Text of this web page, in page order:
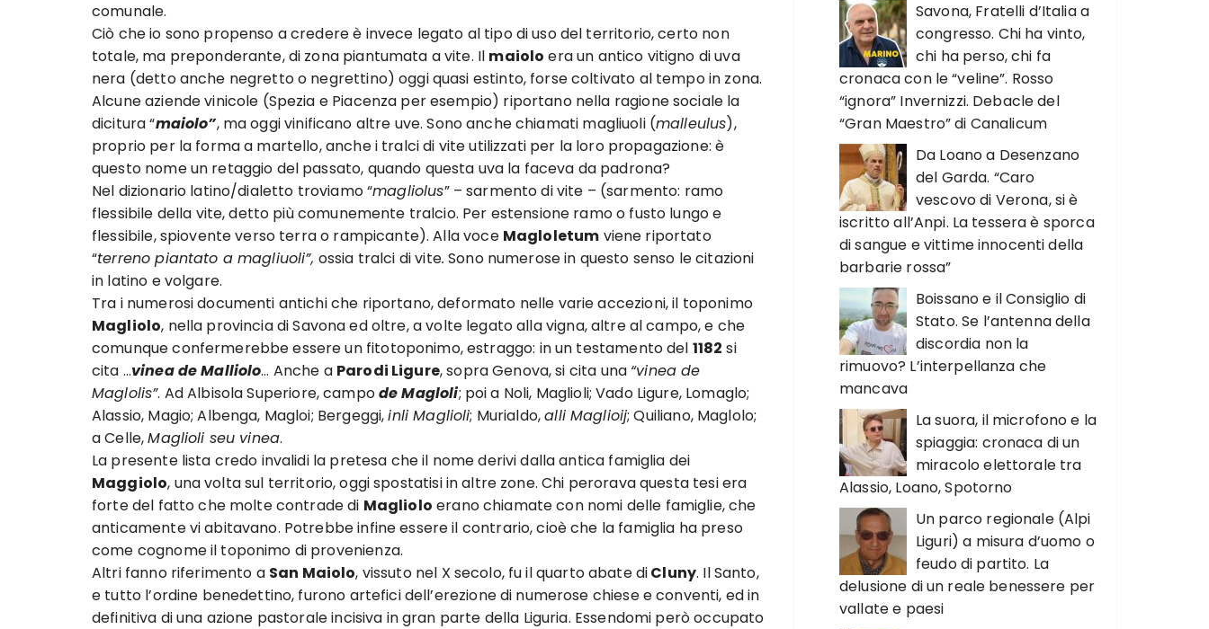
comunale.
Ciò che io sono propenso a credere è invece legato al tipo di uso del territorio, certo non
totale, ma preponderante, di zona piantumata a vite. Il maiolo era un antico vitigno di uva
nera (detto anche negretto o negrettino) oggi quasi estinto, forse coltivato al tempo in zona.
Alcune aziende vinicole (Spezia e Piacenza per esempio) riportano nella ragione sociale la
dicitura “maiolo”, ma oggi vinificano altre uve. Sono anche chiamati magliuoli (malleulus),
proprio per la forma a martello, anche i tralci di vite utilizzati per la loro propagazione: è
questo nome un retaggio del passato, quando questa uva la faceva da padrona?
Nel dizionario latino/dialetto troviamo “magliolus” – sarmento di vite – (sarmento: ramo
flessibile della vite, detto più comunemente tralcio. Per estensione ramo o fusto lungo e
flessibile, spiovente verso terra o rampicante). Alla voce Magloletum viene riportato
“terreno piantato a magliuoli”, ossia tralci di vite. Sono numerose in questo senso le citazioni
in latino e volgare.
Tra i numerosi documenti antichi che riportano, deformato nelle varie accezioni, il toponimo
Magliolo, nella provincia di Savona ed oltre, a volte legato alla vigna, altre al campo, e che
comunque confermerebbe essere un fitotoponimo, estraggo: in un testamento del 1182 si
cita …vinea de Malliolo… Anche a Parodi Ligure, sopra Genova, si cita una “vinea de
Maglolis”. Ad Albisola Superiore, campode Magloli; poi a Noli, Maglioli; Vado Ligure, Lomaglo;
Alassio, Magio; Albenga, Magloi; Bergeggi,inli Maglioli; Murialdo,alli Maglioij; Quiliano, Maglolo;
a Celle,Maglioli seu vinea.
La presente lista credo invalidi la pretesa che il nome derivi dalla antica famiglia dei
Maggiolo, una volta sul territorio, oggi spostatisi in altre zone. Chi perorava questa tesi era
forte del fatto che molte contrade di Magliolo erano chiamate con nomi delle famiglie, che
anticamente vi abitavano. Potrebbe infine essere il contrario, cioè che la famiglia ha preso
come cognome il toponimo di provenienza.
Altri fanno riferimento a San Maiolo, vissuto nel X secolo, fu il quarto abate diCluny. Il Santo,
e tutto l’ordine benedettino, furono artefici dell’erezione di numerose chiese e conventi, ed in
definitiva di una azione pastorale incisiva in gran parte della Liguria. Essendomi però occupato
Savona, Fratelli d’Italia a
congresso. Chi ha vinto,
chi ha perso, chi fa
cronaca con le “veline”. Rosso
“ignora” Invernizzi. Debacle del
“Gran Maestro” di Canalicum
Da Loano a Desenzano
del Garda. “Caro
vescovo di Verona, si è
iscritto all’Anpi. La tessera è sporca
di sangue e vittime innocenti della
barbarie rossa”
Boissano e il Consiglio di
Stato. Se l’antenna della
discordia non la
rimuovo? L’interpellanza che
mancava
La suora, il microfono e la
spiaggia: cronaca di un
miracolo elettorale tra
Alassio, Loano, Spotorno
Un parco regionale (Alpi
Liguri) a misura d’uomo o
feudo di partito. La
delusione di un reale benessere per
vallate e paesi